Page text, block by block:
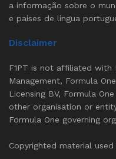
a informação sobre o
e países de língua
Disclaimer
F1PT is not affiliated with
Management, Formula
Licensing BV, Formula
other organisation or
Formula One governing
Copyrighted material used